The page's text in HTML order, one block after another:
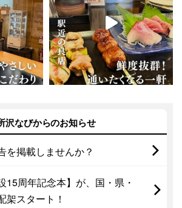
沢なびからのお知らせ
を掲載しませんか？
15周年記念本】が、国・県・
架スタート！